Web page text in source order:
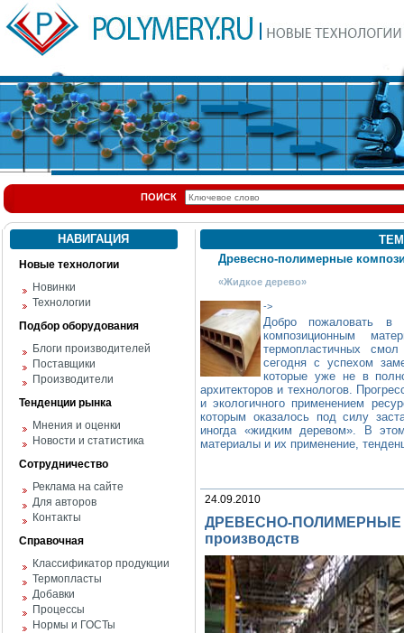
ПОИСК
НАВИГАЦИЯ
Новые технологии
Новинки
Технологии
Подбор оборудования
Блоги производителей
Поставщики
Производители
Тенденции рынка
Мнения и оценки
Новости и статистика
Сотрудничество
Реклама на сайте
Для авторов
Контакты
Справочная
Классификатор продукции
Термопласты
Добавки
Процессы
Нормы и ГОСТы
Древесно-полимерные
«Жидкое дерево»
->
Добро пожаловать в
композиционным
термопластичных
сегодня с успехом
которые уже не в
архитекторов и технологов.
и экологичного применением
которым оказалось под силу
иногда «жидким деревом». В
материалы и их применение,
24.09.2010
ДРЕВЕСНО-ПОЛИМЕРНЫЕ
производств